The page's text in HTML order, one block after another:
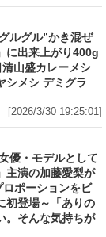
ルグル”かき混ぜ
に出来上がり400g
山盛カレーメシ
シメシ デミグラ
[2026/3/30 19:25:01]
優・モデルとして
主演の加藤愛梨が
ポーションをビ
初登場～「ありの
。そんな気持ちが